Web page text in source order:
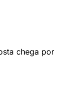
chega por